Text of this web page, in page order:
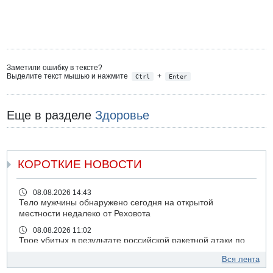
Заметили ошибку в тексте?
Выделите текст мышью и нажмите
Ctrl + Enter
Еще в разделе Здоровье
КОРОТКИЕ НОВОСТИ
08.08.2026 14:43
Тело мужчины обнаружено сегодня на открытой
местности недалеко от Реховота
08.08.2026 11:02
Трое убитых в результате российской ракетной атаки по
07.08.2026 20:43
Вся лента